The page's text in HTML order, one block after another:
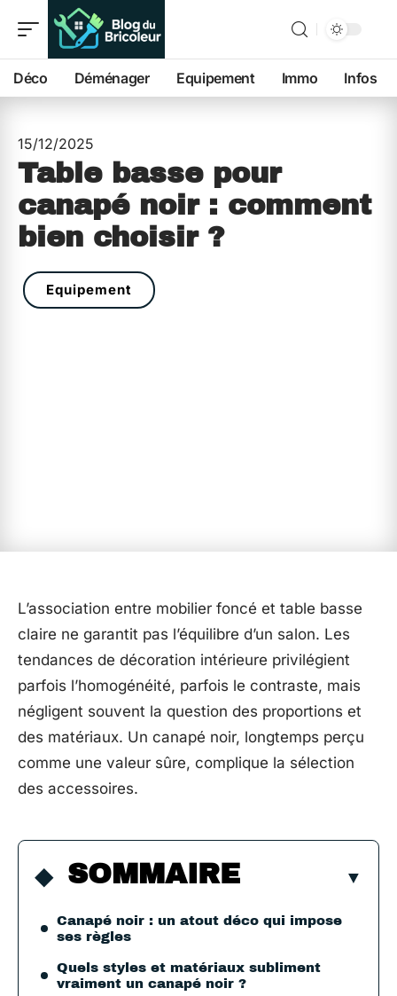
Déco Déménager Equipement Immo Infos
15/12/2025
Table basse pour
canapé noir : comment
bien choisir ?
Equipement
L’association entre mobilier foncé et table basse
claire ne garantit pas l’équilibre d’un salon. Les
tendances de décoration intérieure privilégient
parfois l’homogénéité, parfois le contraste, mais
négligent souvent la question des proportions et
des matériaux. Un canapé noir, longtemps perçu
comme une valeur sûre, complique la sélection
des accessoires.
SOMMAIRE
Canapé noir : un atout déco qui impose
ses règles
Quels styles et matériaux subliment
vraiment un canapé noir ?